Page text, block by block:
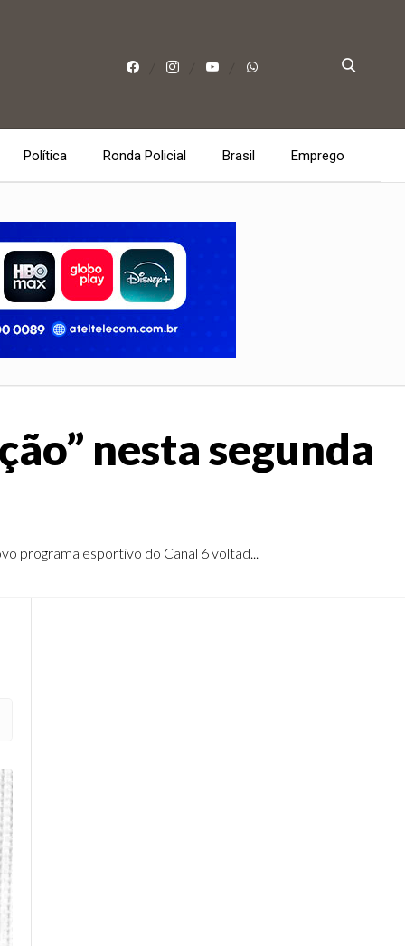
Política Ronda Policial Brasil Emprego
nesta segunda
programa esportivo do Canal 6 voltad...